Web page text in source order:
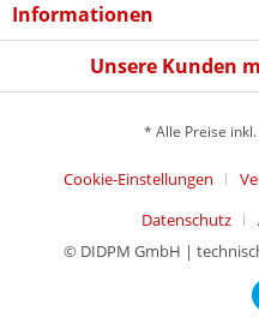
Informationen
Unsere Kunden
* Alle Preise
Cookie-Einstellungen
Datenschutz
© DIDPM GmbH |